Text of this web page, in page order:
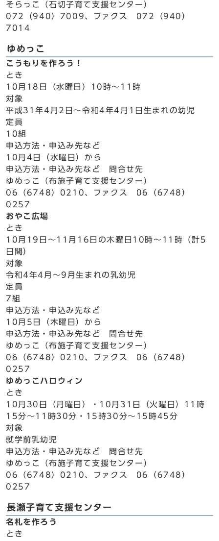
そらっこ（石切子育て支援センター）
072（940）7009、ファクス 072（940）
7014
ゆめっこ
こうもりを作ろう！
とき
10月18日（水曜日）10時～11時
対象
平成31年4月2日～令和4年4月1日生まれの幼児
定員
10組
申込方法・申込み先など
10月4日（水曜日）から
申込方法・申込み先など 問合せ先
ゆめっこ（布施子育て支援センター）
06（6748）0210、ファクス 06（6748）
0257
おやこ広場
とき
10月19日～11月16日の木曜日10時～11時（計5
日間）
対象
令和4年4月～9月生まれの乳幼児
定員
7組
申込方法・申込み先など
10月5日（木曜日）から
申込方法・申込み先など 問合せ先
ゆめっこ（布施子育て支援センター）
06（6748）0210、ファクス 06（6748）
0257
ゆめっこハロウィン
とき
10月30日（月曜日）・10月31日（火曜日）11時
15分～11時30分・15時30分～15時45分
対象
就学前乳幼児
申込方法・申込み先など 問合せ先
ゆめっこ（布施子育て支援センター）
06（6748）0210、ファクス 06（6748）
0257
長瀬子育て支援センター
名札を作ろう
とき